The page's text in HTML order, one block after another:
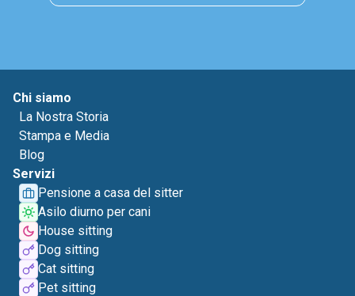
Chi siamo
La Nostra Storia
Stampa e Media
Blog
Servizi
Pensione a casa del sitter
Asilo diurno per cani
House sitting
Dog sitting
Cat sitting
Pet sitting